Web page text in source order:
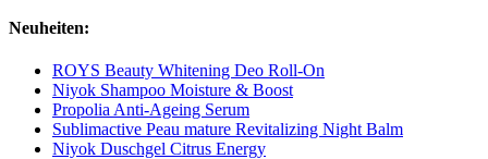
Neuheiten:
ROYS Beauty Whitening Deo Roll-On
Niyok Shampoo Moisture & Boost
Propolia Anti-Ageing Serum
Sublimactive Peau mature Revitalizing Night Balm
Niyok Duschgel Citrus Energy